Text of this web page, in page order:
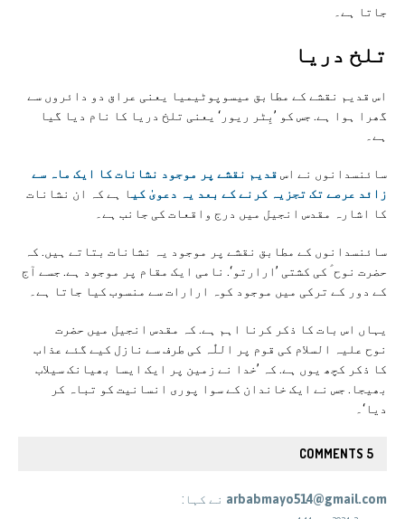
جاتا ہے۔
تلخ دریا
اس قدیم نقشے کے مطابق میسوپوٹیمیا یعنی عراق دو دائروں سے
گھرا ہوا ہے. جس کو ’بِٹر ریور‘ یعنی تلخ دریا کا نام دیا گیا
ہے۔
سائنسدانوں نے اس قدیم نقشے پر موجود نشانات کا ایک ماہ سے
زائد عرصے تک تجزیہ کرنے کے بعد یہ دعویٰ کیا ہے کہ ان نشانات
کا اشارہ مقدس انجیل میں درج واقعات کی جانب ہے۔
سائنسدانوں کے مطابق نقشے پر موجود یہ نشانات بتاتے ہیں. کہ
حضرت نوح ؑ کی کشتی ’ارارتو‘. نامی ایک مقام پر موجود ہے. جسے آج
کے دور کے ترکی میں موجود کوہ ارارات سے منسوب کیا جاتا ہے۔
یہاں اس بات کا ذکر کرنا اہم ہے. کہ مقدس انجیل میں حضرت
نوح علیہ السلام کی قوم پر اللّٰہ کی طرف سے نازل کیے گئے عذاب
کا ذکر کچھ یوں ہے. کہ ’خدا نے زمین پر ایک ایسا بھیانک سیلاب
بھیجا. جس نے ایک خاندان کے سوا پوری انسانیت کو تباہ کر
دیا‘۔
5 COMMENTS
arbabmayo514@gmail.com نے کہا: